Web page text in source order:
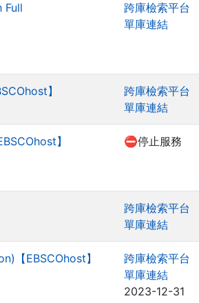
Full
跨庫檢索平台
單庫連結
】
跨庫檢索平台
單庫連結
】 ⛔停止服務
跨庫檢索平台
單庫連結
【EBSCOhost】
跨庫檢索平台
單庫連結
2023-12-31